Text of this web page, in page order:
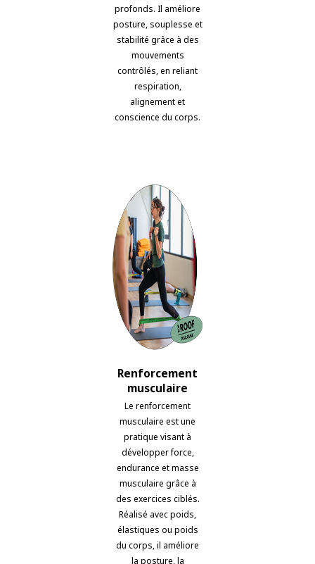
profonds. Il améliore
posture, souplesse et
stabilité grâce à des
mouvements
contrôlés, en reliant
respiration,
alignement et
conscience du corps.
Renforcement
musculaire
Le renforcement
musculaire est une
pratique visant à
développer force,
endurance et masse
musculaire grâce à
des exercices ciblés.
Réalisé avec poids,
élastiques ou poids
du corps, il améliore
la posture, la